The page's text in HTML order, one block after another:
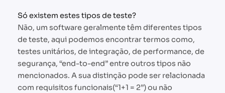
Só existem estes tipos de teste?
Não, um software geralmente têm diferentes tipos
de teste, aqui podemos encontrar termos como,
testes unitários, de integração, de performance, de
segurança, “end-to-end” entre outros tipos não
mencionados. A sua distinção pode ser relacionada
com requisitos funcionais(“1+1 = 2”) ou não